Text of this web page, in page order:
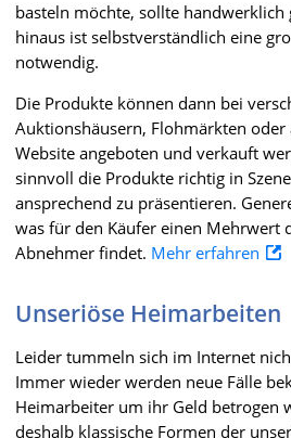
basteln möchte, sollte handwerklich
hinaus ist selbstverständlich eine
notwendig.
Die Produkte können dann bei
Auktionshäusern, Flohmärkten oder
Website angeboten und verkauft
sinnvoll die Produkte richtig in
ansprechend zu präsentieren.
was für den Käufer einen Mehrwert
Abnehmer findet. Mehr erfahren
Unseriöse Heimarbeiten
Leider tummeln sich im Internet
Immer wieder werden neue Fälle
Heimarbeiter um ihr Geld betrogen
deshalb klassische Formen der